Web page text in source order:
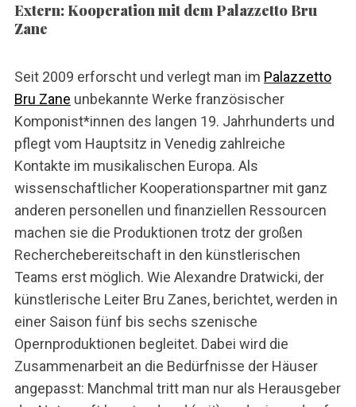
Extern: Kooperation mit dem Palazzetto Bru
Zane
Seit 2009 erforscht und verlegt man im Palazzetto
Bru Zane unbekannte Werke französischer
Komponist*innen des langen 19. Jahrhunderts und
pflegt vom Hauptsitz in Venedig zahlreiche
Kontakte im musikalischen Europa. Als
wissenschaftlicher Kooperationspartner mit ganz
anderen personellen und finanziellen Ressourcen
machen sie die Produktionen trotz der großen
Recherchebereitschaft in den künstlerischen
Teams erst möglich. Wie Alexandre Dratwicki, der
künstlerische Leiter Bru Zanes, berichtet, werden in
einer Saison fünf bis sechs szenische
Opernproduktionen begleitet. Dabei wird die
Zusammenarbeit an die Bedürfnisse der Häuser
angepasst: Manchmal tritt man nur als Herausgeber